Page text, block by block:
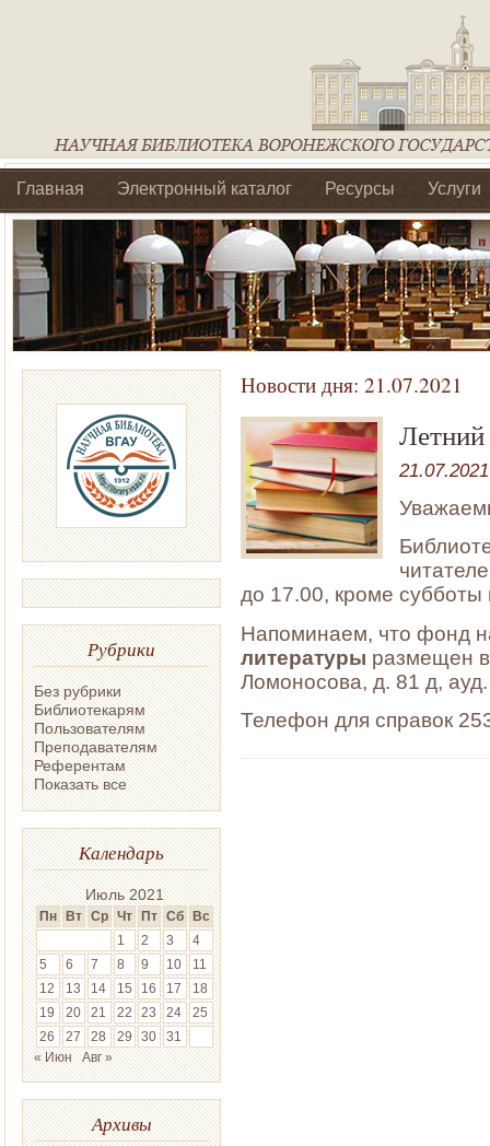
Главная Электронный каталог Ресурсы Услуги
Библиотеки регионального отделения Ассоциации
Рубрики
Без рубрики
Библиотекарям
Пользователям
Преподавателям
Референтам
Показать все
Календарь
Июль 2021
Пн Вт Ср Чт Пт Сб Вс
1
2 3
4
5
6 7 8 9 10
11
12
13 14 15 16 17
18
19
20 21 22 23 24
25
26
27 28 29 30
31
« Июн
Авг »
Архивы
Новости дня: 21.07.2021
21.07.2021
до 17.00, кроме субботы
Напоминаем, что фонд
литературы размещен
Ломоносова, д. 81 д,
Телефон для справок